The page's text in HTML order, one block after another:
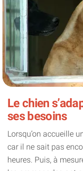
Le chien
ses besoins
Lorsqu’on accueille
car il ne sait pas
heures. Puis, à